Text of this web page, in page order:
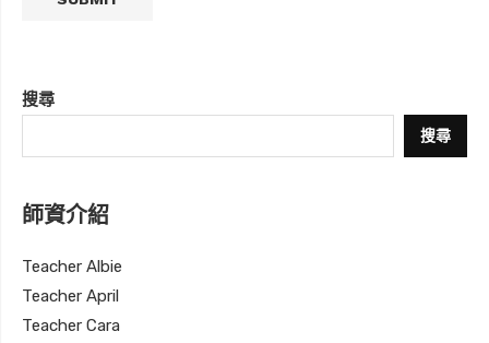
搜尋
搜尋
師資介紹
Teacher Albie
Teacher April
Teacher Cara